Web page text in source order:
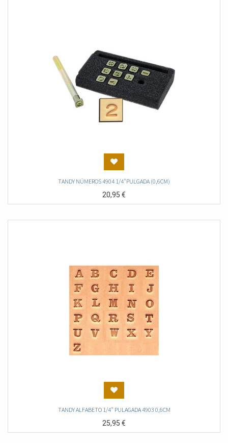
TANDY NÚMEROS 4904 1/4"PULGADA (0,6CM)
20,95€
TANDY ALFABETO 1/4" PULAGADA 4903 0,6CM
25,95€